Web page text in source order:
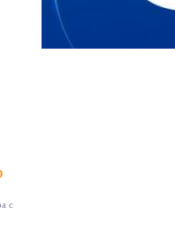
с